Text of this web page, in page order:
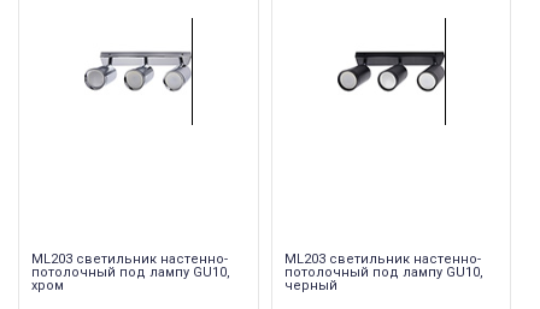
ML203 светильник настенно-
потолочный под лампу GU10,
хром
ML203 светильник настенно-
потолочный под лампу GU10,
черный